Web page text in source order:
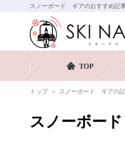
スノーボード ギアのおすすめ記
TOP
トップ スノーボード ギアの
スノーボー